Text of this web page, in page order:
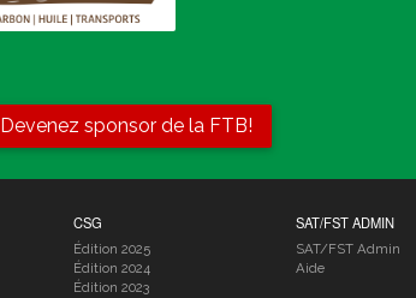
Devenez sponsor de la FTB!
CSG
Édition 2025
Édition 2024
Édition 2023
SAT/FST ADMIN
SAT/FST Admin
Aide